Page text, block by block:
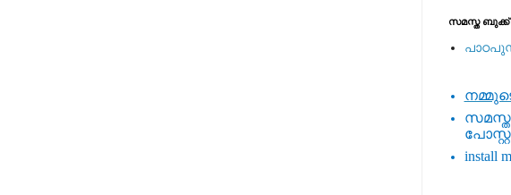
സമസ്ത ബുക്ക്
നമ്മുടെ
install